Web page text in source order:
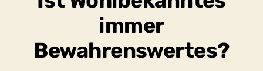
was
kann,
und
immer
Bewahrenswertes?